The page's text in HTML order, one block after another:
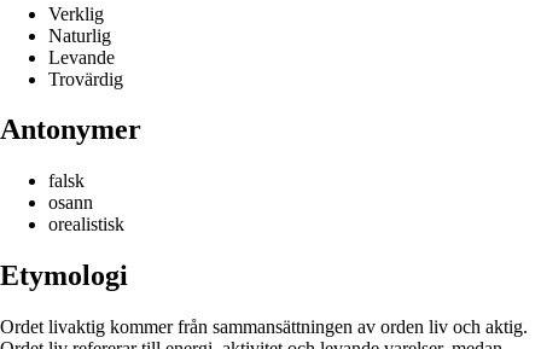
Verklig
Naturlig
Levande
Trovärdig
Antonymer
falsk
osann
orealistisk
Etymologi
Ordet livaktig kommer från sammansättningen av orden liv och aktig.